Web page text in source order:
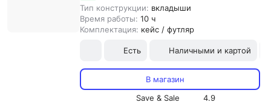
Тип конструкции: вкладыши
Время работы: 10 ч
Комплектация: кейс / футляр
Есть Наличными и картой
В магазин
Save & Sale
4.9